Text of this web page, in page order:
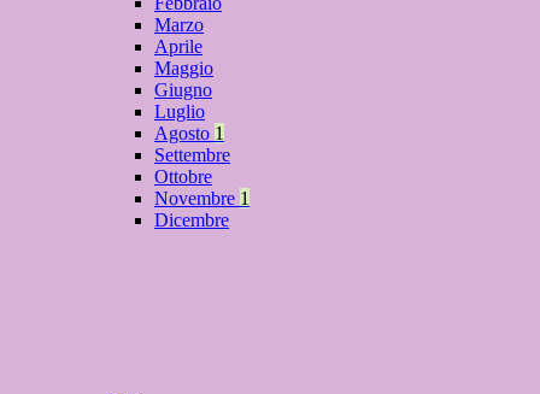
Marzo
Aprile
Maggio
Giugno
Luglio
Agosto 1
Settembre
Ottobre
Novembre 1
Dicembre